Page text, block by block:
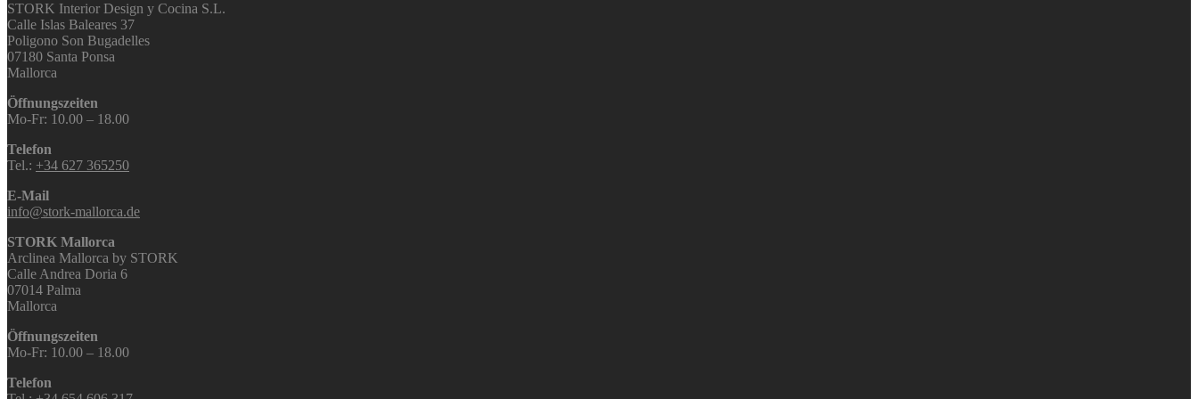
STORK Interior Design y Cocina S.L.
Calle Islas Baleares 37
Poligono Son Bugadelles
07180 Santa Ponsa
Mallorca
Öffnungszeiten
Mo-Fr: 10.00 – 18.00
Telefon
Tel.: +34 627 365250
E-Mail
info@stork-mallorca.de
STORK Mallorca
Arclinea Mallorca by STORK
Calle Andrea Doria 6
07014 Palma
Mallorca
Öffnungszeiten
Mo-Fr: 10.00 – 18.00
Telefon